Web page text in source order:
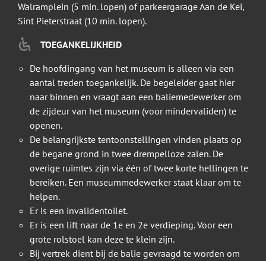
Walramplein (5 min. lopen) of parkeergarage Aan de Kei,
Sint Pieterstraat (10 min. lopen).
TOEGANKELIJKHEID
De hoofdingang van het museum is alleen via een
aantal treden toegankelijk. De begeleider gaat hier
naar binnen en vraagt aan een baliemedewerker om
de zijdeur van het museum (voor mindervaliden) te
openen.
De belangrijkste tentoonstellingen vinden plaats op
de begane grond in twee drempelloze zalen. De
overige ruimtes zijn via één of twee korte hellingen te
bereiken. Een museummedewerker staat klaar om te
helpen.
Er is een invalidentoilet.
Er is een lift naar de 1e en 2e verdieping. Voor een
grote rolstoel kan deze te klein zijn.
Bij vertrek dient bij de balie gevraagd te worden om